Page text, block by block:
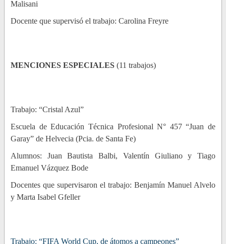
Malisani
Docente que supervisó el trabajo: Carolina Freyre
MENCIONES ESPECIALES (11 trabajos)
Trabajo: “Cristal Azul”
Escuela de Educación Técnica Profesional N° 457 “Juan de
Garay” de Helvecia (Pcia. de Santa Fe)
Alumnos: Juan Bautista Balbi, Valentín Giuliano y Tiago
Emanuel Vázquez Bode
Docentes que supervisaron el trabajo: Benjamín Manuel Alvelo
y Marta Isabel Gfeller
Trabajo: “FIFA World Cup, de átomos a campeones”